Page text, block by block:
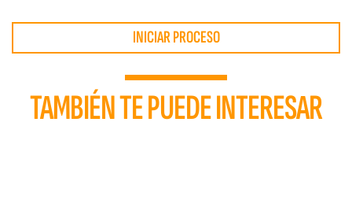
INICIAR PROCESO
TAMBIÉN TE PUEDE INTERESAR